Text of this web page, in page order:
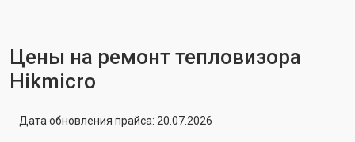
Цены на ремонт тепловизора
Hikmicro
Дата обновления прайса: 20.07.2026